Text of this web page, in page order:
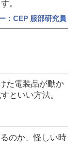
。
：CEP 服部研究員
た電装品が動か
といい方法。
のか、怪しい時